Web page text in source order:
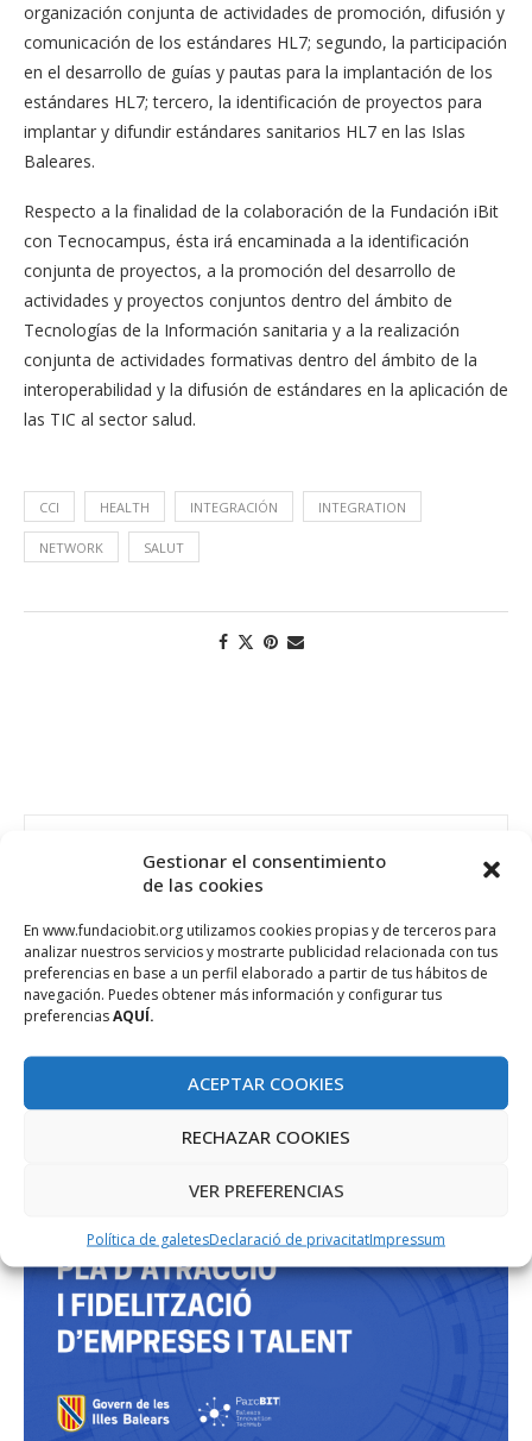
Gestionar el consentimiento
de las cookies
En www.fundaciobit.org utilizamos cookies propias y de terceros para
analizar nuestros servicios y mostrarte publicidad relacionada con tus
preferencias en base a un perfil elaborado a partir de tus hábitos de
navegación. Puedes obtener más información y configurar tus
preferenciasAQUÍ.
ACEPTAR COOKIES
RECHAZAR COOKIES
VER PREFERENCIAS
Política de galetesDeclaració de privacitatImpressum
organización conjunta de actividades de promoción, difusión y
comunicación de los estándares HL7; segundo, la participación
en el desarrollo de guías y pautas para la implantación de los
estándares HL7; tercero, la identificación de proyectos para
implantar y difundir estándares sanitarios HL7 en las Islas
Baleares.
Respecto a la finalidad de la colaboración de la Fundación iBit
con Tecnocampus, ésta irá encaminada a la identificación
conjunta de proyectos, a la promoción del desarrollo de
actividades y proyectos conjuntos dentro del ámbito de
Tecnologías de la Información sanitaria y a la realización
conjunta de actividades formativas dentro del ámbito de la
interoperabilidad y la difusión de estándares en la aplicación de
las TIC al sector salud.
CCI HEALTH INTEGRACIÓN INTEGRATION
NETWORK SALUT
PROJECTE COFINANÇAT PEL FONS SOCIAL EUROPEU